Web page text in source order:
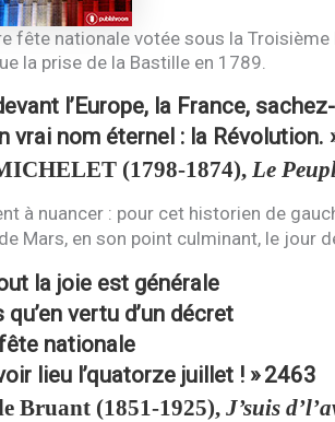
fête nationale votée sous la
la prise de la Bastille en 1789.
l’Europe, la France,
vrai nom éternel : la Révolution.
(1798-1874), Le
à nuancer : pour cet historien de
Mars, en son point culminant, le jour
la joie est générale
qu’en vertu d’un décret
nationale
lieu l’quatorze juillet ! »2463
Bruant (1851-1925),J’suis